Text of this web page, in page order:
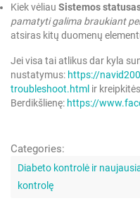
Kiek vėliau Sistemos
pamatyti galima braukiant
atsiras kitų duomenų
Jei visa tai atlikus dar kyla
nustatymus: https://
troubleshoot.html ir
Berdikšlienę: https://
Categories:
a
Diabeto kontrolė ir
kontrolę